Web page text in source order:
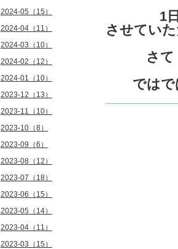
1日中読
させてい
さて・
ではで
2024-05（15）
2024-04（11）
2024-03（10）
2024-02（12）
2024-01（10）
2023-12（13）
2023-11（10）
2023-10（8）
2023-09（6）
2023-08（12）
2023-07（18）
2023-06（15）
2023-05（14）
2023-04（11）
2023-03（15）